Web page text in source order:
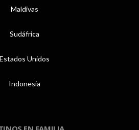
Maldivas
Sudáfrica
Estados Unidos
Indonesia